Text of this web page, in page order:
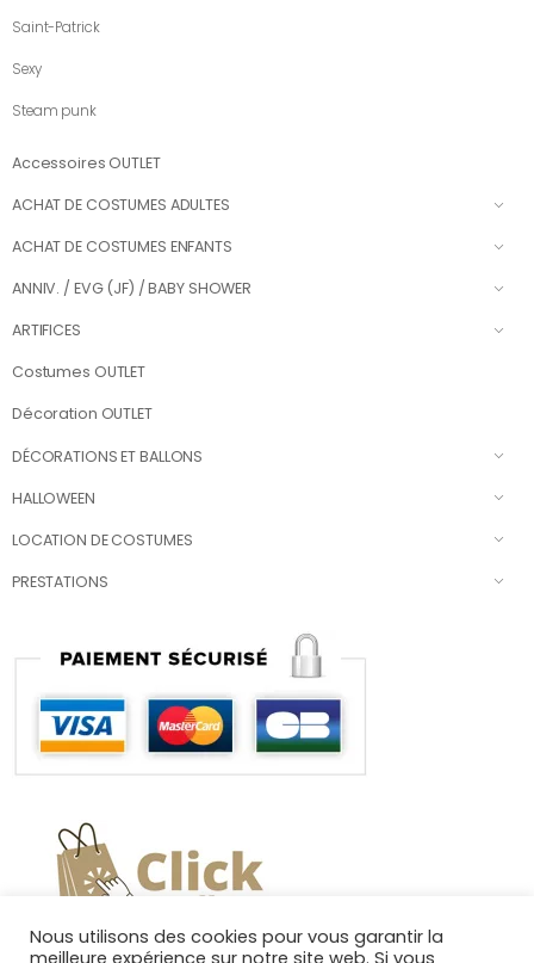
Saint-Patrick
Sexy
Steam punk
Accessoires OUTLET
ACHAT DE COSTUMES ADULTES
ACHAT DE COSTUMES ENFANTS
ANNIV. / EVG (JF) / BABY SHOWER
ARTIFICES
Costumes OUTLET
Décoration OUTLET
DÉCORATIONS ET BALLONS
HALLOWEEN
LOCATION DE COSTUMES
PRESTATIONS
Nous utilisons des cookies pour vous garantir la
meilleure expérience sur notre site web. Si vous